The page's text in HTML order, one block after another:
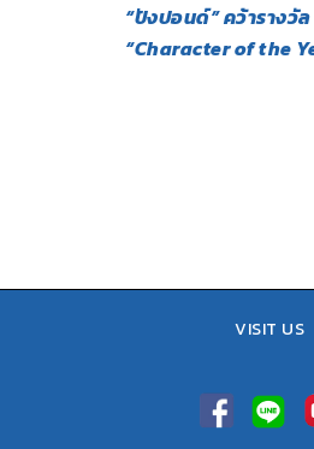
“ปังปอนด์” คว้ารางวัล
“Character of the
VISIT US